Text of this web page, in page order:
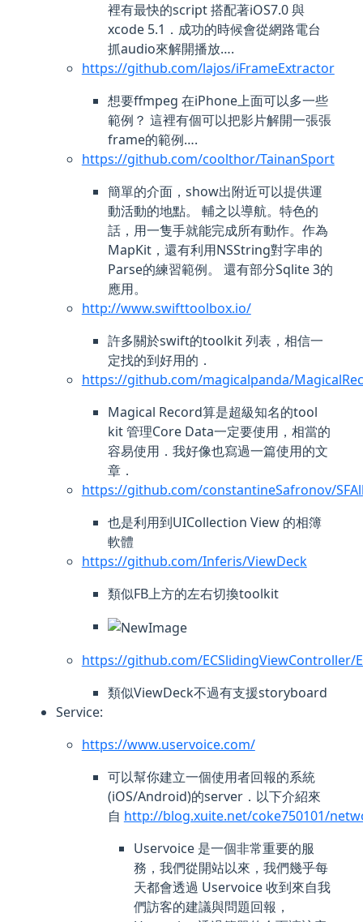
裡有最快的script 搭配著iOS7.0 與
xcode 5.1．成功的時候會從網路電台
抓audio來解開播放….
https://github.com/lajos/iFrameExtractor
想要ffmpeg 在iPhone上面可以多一些
範例？ 這裡有個可以把影片解開一張張
frame的範例….
https://github.com/coolthor/TainanSport
簡單的介面，show出附近可以提供運
動活動的地點。 輔之以導航。特色的
話，用一隻手就能完成所有動作。作為
MapKit，還有利用NSString對字串的
Parse的練習範例。 還有部分Sqlite 3的
應用。
http://www.swifttoolbox.io/
許多關於swift的toolkit 列表，相信一
定找的到好用的．
https://github.com/magicalpanda/
Magical Record算是超級知名的tool
kit 管理Core Data一定要使用，相當的
容易使用．我好像也寫過一篇使用的文
章．
https://github.com/constantineSafronov/
也是利用到UICollection View 的相簿
軟體
https://github.com/Inferis/ViewDeck
類似FB上方的左右切換toolkit
https://github.com/ECSlidingViewController/
類似ViewDeck不過有支援storyboard
Service:
https://www.uservoice.com/
可以幫你建立一個使用者回報的系統
(iOS/Android)的server．以下介紹來
自 http://blog.xuite.net/coke750101/
Uservoice 是一個非常重要的服
務，我們從開站以來，我們幾乎每
天都會透過 Uservoice 收到來自我
們訪客的建議與問題回報，